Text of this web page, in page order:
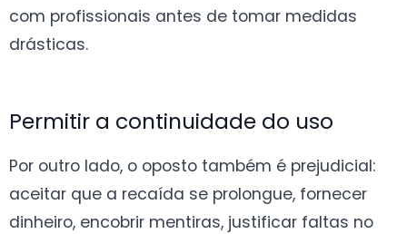
com profissionais antes de tomar medidas
drásticas.
Permitir a continuidade do uso
Por outro lado, o oposto também é prejudicial:
aceitar que a recaída se prolongue, fornecer
dinheiro, encobrir mentiras, justificar faltas no